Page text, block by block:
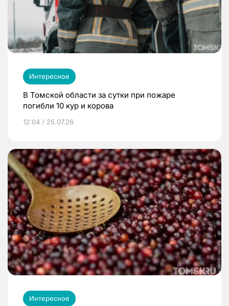
Интересное
В Томской области за сутки при пожаре
погибли 10 кур и корова
12:04 / 25.07.26
Интересное